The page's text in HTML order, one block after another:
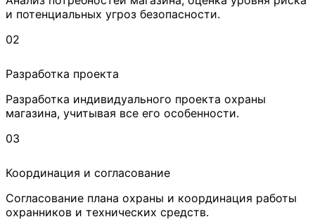
и потенциальных угроз безопасности.
02
Разработка проекта
Разработка индивидуального проекта охраны
магазина, учитывая все его особенности.
03
Координация и согласование
Согласование плана охраны и координация работы
охранников и технических средств.